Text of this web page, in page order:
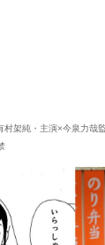
村架純・主演×今泉力哉